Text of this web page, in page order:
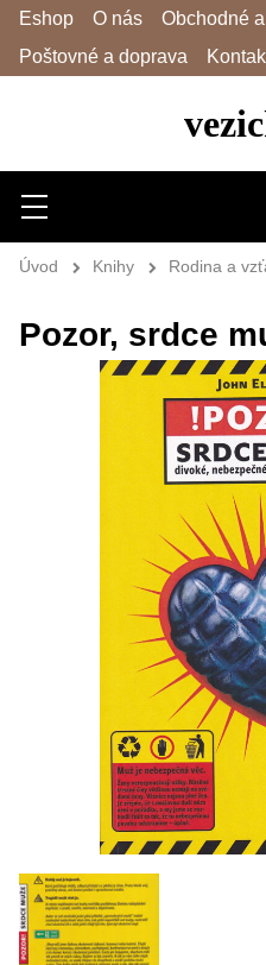
Hľadať
Menu
Eshop O nás
Obchodné
Poštovné a doprava
Úvod Knihy Rodina a
Pozor, srdce